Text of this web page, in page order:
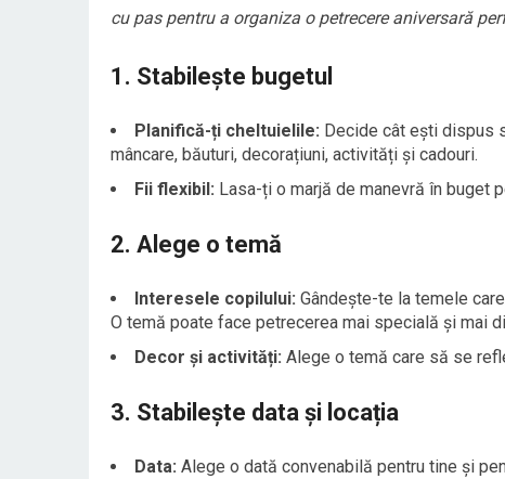
cu pas pentru a organiza o petrecere aniversară
1. Stabilește bugetul
Planifică-ți cheltuielile: Decide cât ești dispus
mâncare, băuturi, decorațiuni, activități și cadouri.
Fii flexibil: Lasa-ți o marjă de manevră în buget
2. Alege o temă
Interesele copilului: Gândește-te la temele
O temă poate face petrecerea mai specială și mai
Decor și activități: Alege o temă care să se
3. Stabilește data și locația
Data: Alege o dată convenabilă pentru tine și